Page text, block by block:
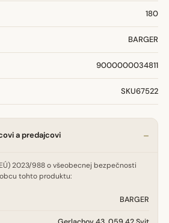
180
BARGER
9000000034811
SKU67522
a predajcovi
2023/988 o všeobecnej bezpečnosti
tohto produktu:
BARGER